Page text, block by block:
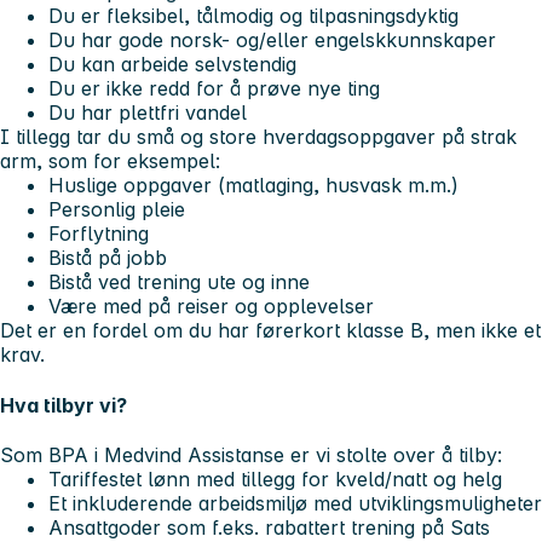
Du er fleksibel, tålmodig og tilpasningsdyktig
Du har gode norsk- og/eller engelskkunnskaper
Du kan arbeide selvstendig
Du er ikke redd for å prøve nye ting
Du har plettfri vandel
I tillegg tar du små og store hverdagsoppgaver på strak
arm, som for eksempel:
Huslige oppgaver (matlaging, husvask m.m.)
Personlig pleie
Forflytning
Bistå på jobb
Bistå ved trening ute og inne
Være med på reiser og opplevelser
Det er en fordel om du har førerkort klasse B, men ikke et
krav.
Hva tilbyr vi?
Som BPA i Medvind Assistanse er vi stolte over å tilby:
Tariffestet lønn med tillegg for kveld/natt og helg
Et inkluderende arbeidsmiljø med utviklingsmuligheter
Ansattgoder som f.eks. rabattert trening på Sats